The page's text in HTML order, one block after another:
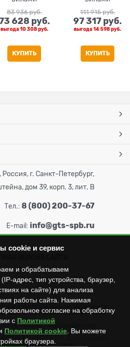
83 936 руб.
628 руб.
выгода10 308 руб.
КУПИТЬ
111 915 руб.
97 317 руб.
выгода14 598 руб.
КУПИТЬ
Россия, г. Санкт-Петербург,
дом 39, корп. 3, лит. В
Тел.: 8 (800) 200-37-67
E-mail: info@gts-spb.ru
права защищены.
оборудования: металлических
штабелеров, тележек, талей,
информационный
публичной офертой, которая
437 (п.2) ГК РФ. Для получения
товарах и ценах
cookie и сервис
и обрабатываем
(IP-адрес, тип устройства, браузер,
на сайте) для анализа
работы сайта. Нажимая
согласие на обработку
с Политикой
Политикой cookie . Вы можете
браузера.